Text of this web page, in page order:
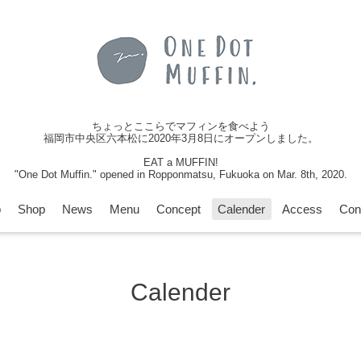
ちょっとここらでマフィンを食べよう
福岡市中央区六本松に2020年3月8日にオープンしました。
EAT a MUFFIN!
"One Dot Muffin." opened in Ropponmatsu, Fukuoka on Mar. 8th, 2020.
Shop News Menu Concept Calender Access
Calender